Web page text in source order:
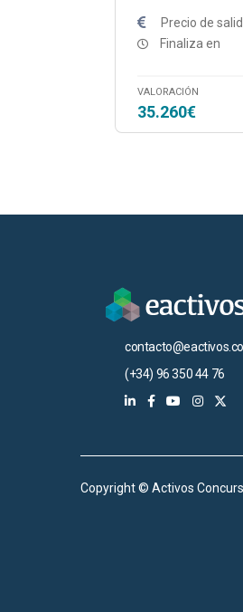
Precio de
Finaliza en
VALORACIÓN
35.260€
(+34) 96 350 44 76
Copyright © Activos